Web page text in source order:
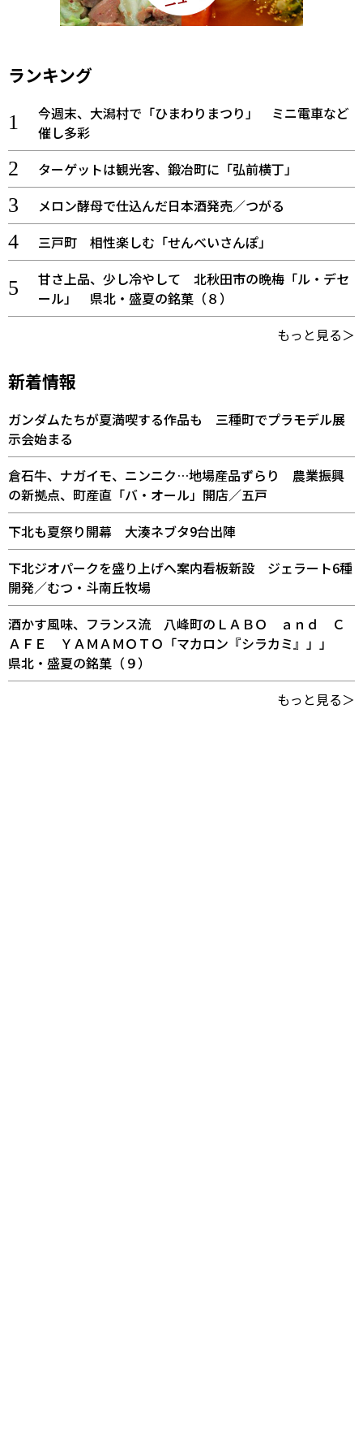
ランキング
今週末、大潟村で「ひまわりまつり」 ミニ電車など
催し多彩
ターゲットは観光客、鍛冶町に「弘前横丁」
メロン酵母で仕込んだ日本酒発売／つがる
三戸町 相性楽しむ「せんべいさんぽ」
甘さ上品、少し冷やして 北秋田市の晩梅「ル・デセ
ール」 県北・盛夏の銘菓（８）
もっと見る＞
新着情報
ガンダムたちが夏満喫する作品も 三種町でプラモデル展
示会始まる
倉石牛、ナガイモ、ニンニク…地場産品ずらり 農業振興
の新拠点、町産直「バ・オール」開店／五戸
下北も夏祭り開幕 大湊ネブタ9台出陣
下北ジオパークを盛り上げへ案内看板新設 ジェラート6種
開発／むつ・斗南丘牧場
酒かす風味、フランス流 八峰町のＬＡＢＯ ａｎｄ Ｃ
ＡＦＥ ＹＡＭＡＭＯＴＯ「マカロン『シラカミ』」」
県北・盛夏の銘菓（９）
もっと見る＞